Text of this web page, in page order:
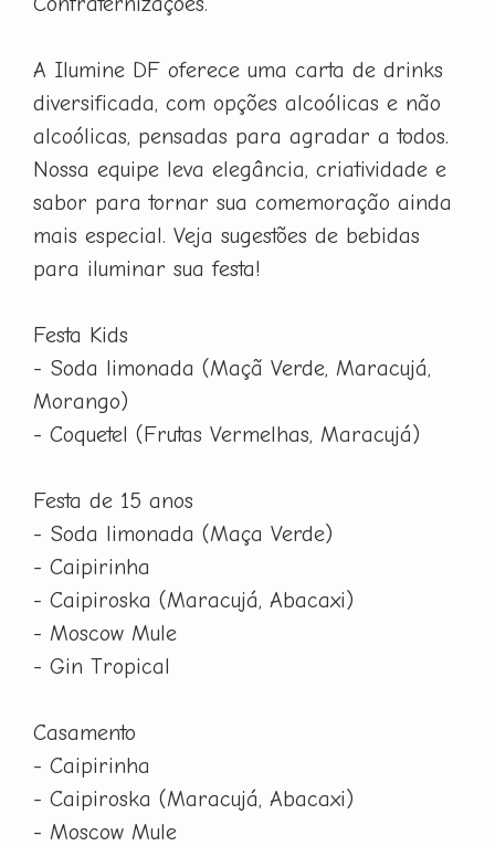
A Ilumine DF oferece uma carta de drinks
diversificada, com opções alcoólicas e não
alcoólicas, pensadas para agradar a todos.
Nossa equipe leva elegância, criatividade e
sabor para tornar sua comemoração ainda
mais especial. Veja sugestões de bebidas
para iluminar sua festa!
Festa Kids
- Soda limonada (Maçã Verde, Maracujá,
Morango)
- Coquetel (Frutas Vermelhas, Maracujá)
Festa de 15 anos
- Soda limonada (Maça Verde)
- Caipirinha
- Caipiroska (Maracujá, Abacaxi)
- Moscow Mule
- Gin Tropical
Casamento
- Caipirinha
- Caipiroska (Maracujá, Abacaxi)
- Moscow Mule